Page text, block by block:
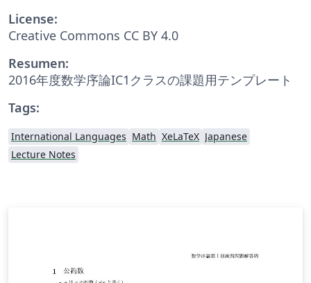
License:
Creative Commons CC BY 4.0
Resumen:
2016年度数学序論IC1クラスの課題用テンプレート
Tags:
International Languages Math XeLaTeX Japanese
Lecture Notes